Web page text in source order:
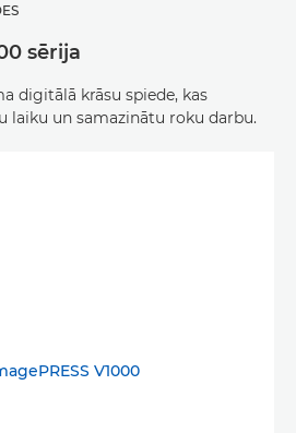
sērija
digitālā krāsu spiede, kas
laiku un samazinātu roku darbu.